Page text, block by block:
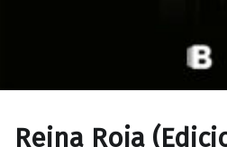
Reina Roja